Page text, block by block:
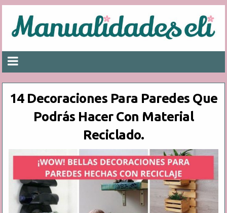
14 Decoraciones Para Paredes Que
Podrás Hacer Con Material
Reciclado.